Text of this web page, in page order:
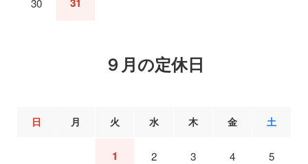
30
９月の定休日
日 月 火 水 木 金 土
1 2 3 4 5